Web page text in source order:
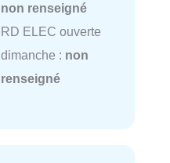
non renseigné
RD ELEC ouverte
dimanche : non
renseigné